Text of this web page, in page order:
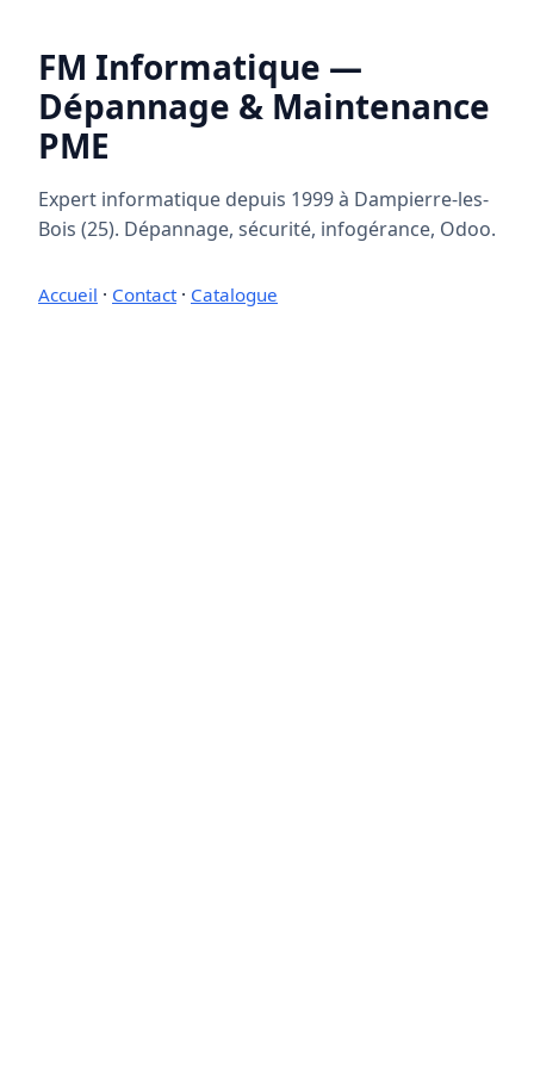
FM Informatique —
Dépannage & Maintenance
PME
Expert informatique depuis 1999 à Dampierre-les-
Bois (25). Dépannage, sécurité, infogérance, Odoo.
Accueil · Contact· Catalogue